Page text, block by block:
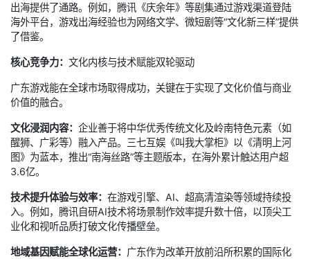
出海提供了通路。例如，腾讯《庆余年》等剧集通过游戏渠道登陆
海外平台，游戏出海经验也为网络文学、微短剧等“文化新三样”提供
了借鉴。
核心竞争力： 文化内核与技术赋能双轮驱动
广东游戏能在全球市场取得成功，关键在于实现了文化价值与商业
价值的融合。
文化浸润内容： 企业善于将中华优秀传统文化及岭南特色元素（如
醒狮、广彩等）融入产品。三七互娱《叫我大掌柜》以《清明上河
图》为蓝本，推出“南海丝路”等主题版本，在海外累计触达用户超
3.6亿。
技术提升体验与效率： 在游戏引擎、AI、超高清渲染等领域持续投
入。例如，腾讯自研AI技术将场景制作效率提升数十倍，以顶尖工
业化和视听品质打破文化传播壁垒。
地域基因赋能全球化运营： 广东作为改革开放前沿所积累的国际化